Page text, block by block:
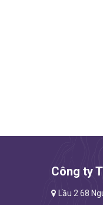
Công ty
Lầu 2 68